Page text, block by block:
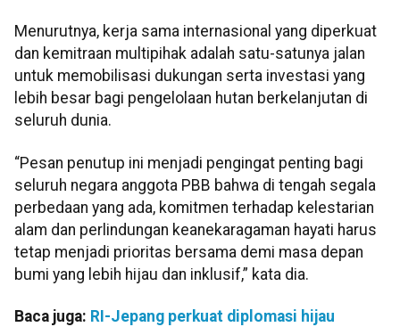
Menurutnya, kerja sama internasional yang diperkuat
dan kemitraan multipihak adalah satu-satunya jalan
untuk memobilisasi dukungan serta investasi yang
lebih besar bagi pengelolaan hutan berkelanjutan di
seluruh dunia.
“Pesan penutup ini menjadi pengingat penting bagi
seluruh negara anggota PBB bahwa di tengah segala
perbedaan yang ada, komitmen terhadap kelestarian
alam dan perlindungan keanekaragaman hayati harus
tetap menjadi prioritas bersama demi masa depan
bumi yang lebih hijau dan inklusif,” kata dia.
Baca juga: RI-Jepang perkuat diplomasi hijau